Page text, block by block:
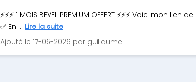
⚡️⚡️⚡️ 1 MOIS BEVEL PREMIUM OFFERT ⚡️⚡️⚡️ Voici mon
✅ En ... Lire la suite
Ajouté le 17-06-2026 par guillaume